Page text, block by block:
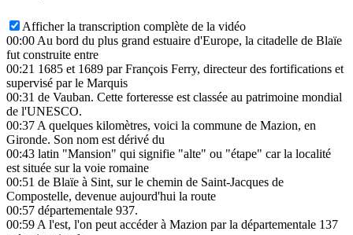
Afficher la transcription complète de la vidéo
00:00Au bord du plus grand estuaire d'Europe, la citadelle de Blaïe
fut construite entre
00:21 1685 et 1689 par François Ferry, directeur des fortifications et
supervisé par le Marquis
00:31 de Vauban. Cette forteresse est classée au patrimoine mondial
de l'UNESCO.
00:37A quelques kilomètres, voici la commune de Mazion, en
Gironde. Son nom est dérivé du
00:43 latin "Mansion" qui signifie "alte" ou "étape" car la localité
est située sur la voie romaine
00:51 de Blaïe à Sint, sur le chemin de Saint-Jacques de
Compostelle, devenue aujourd'hui la route
00:57 départementale 937.
00:59A l'est, l'on peut accéder à Mazion par la départementale 137